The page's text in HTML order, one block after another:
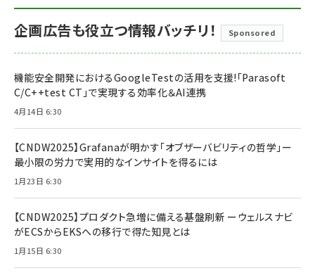
企画広告も役立つ情報バッチリ！ Sponsored
機能安全開発におけるGoogleTestの活用を支援!「Parasoft
C/C++test CT」で実現する効率化＆AI連携
4月14日 6:30
【CNDW2025】Grafanaが明かす「オブザーバビリティの哲学」ー
最小限の労力で実用的なインサイトを得るには
1月23日 6:30
【CNDW2025】プロダクト急増に備える基盤刷新 ーウェルスナビ
がECSからEKSへの移行で得た知見とは
1月15日 6:30